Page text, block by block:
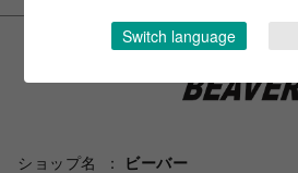
ショップ名
ビーバー
Switch language